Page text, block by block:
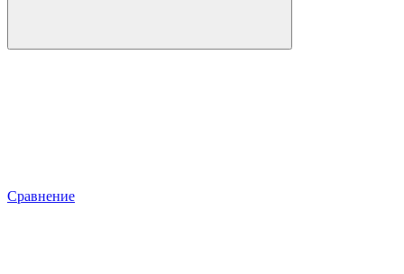
Сравнение